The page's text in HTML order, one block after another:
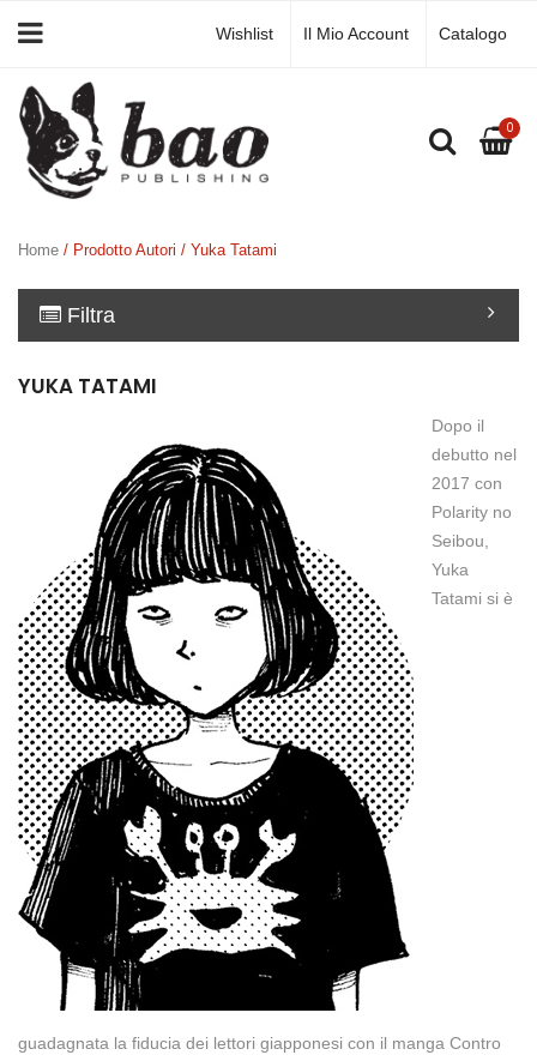
Wishlist Il Mio Account Catalogo
0
Home / Prodotto Autori / Yuka Tatami
Filtra
YUKA TATAMI
Dopo il
debutto nel
2017 con
Polarity no
Seibou,
Yuka
Tatami si è
guadagnata la fiducia dei lettori giapponesi con il manga Contro